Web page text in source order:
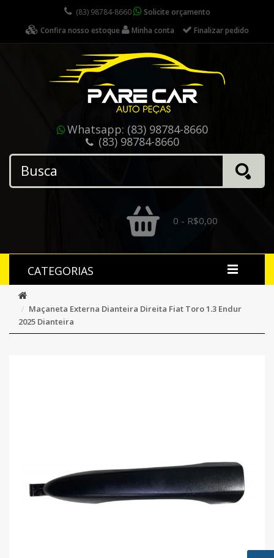
(83) 98784-8660
Solicite orçamento
Confira nosso estoque
Minha conta Finalizar pedido
Whatsapp: (83) 98784-8660
(83) 98784-8660
0 - R$0,00
CATEGORIAS
Maçaneta Externa Dianteira Direita Fiat Toro 1.3 Endur
2025 Dianteira